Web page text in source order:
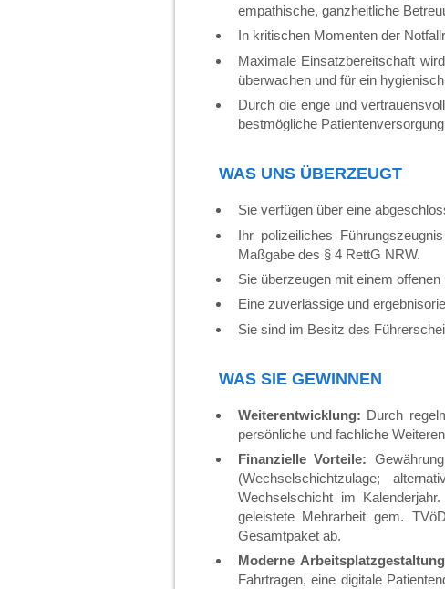
empathische, ganzheitliche
In kritischen Momenten der
Maximale Einsatzbereitschaft
überwachen und für ein
Durch die enge und
bestmögliche
WAS UNS ÜBERZEUGT
Sie verfügen über eine
Ihr polizeiliches
Maßgabe des § 4 RettG NRW.
Sie überzeugen mit einem
Eine zuverlässige und
Sie sind im Besitz des
WAS SIE GEWINNEN
Weiterentwicklung: Durch
persönliche und fachliche
Finanzielle Vorteile:
(Wechselschichtzulage;
Wechselschicht im
geleistete Mehrarbeit gem.
Gesamtpaket ab.
Moderne
Fahrtragen, eine digitale